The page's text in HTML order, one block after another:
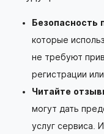
Безопасность
которые
не требуют
регистрации
Читайте
могут дать
услуг сервиса.